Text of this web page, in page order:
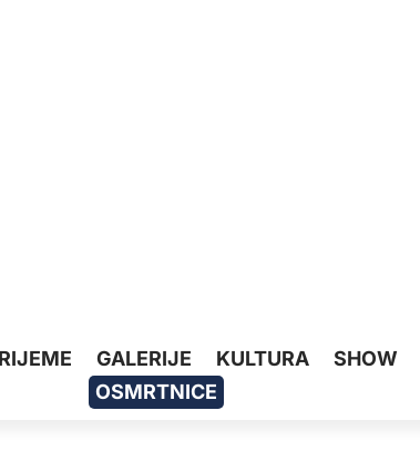
GALERIJE KULTURA SHOW
OSMRTNICE